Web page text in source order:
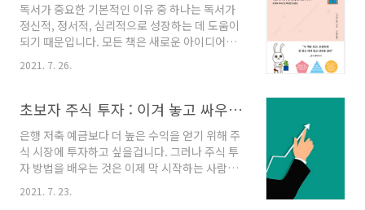
는것일테고, 좀더 빠르게 움직인 분들은 부동산
투자가 돈이 된다는 사실을 알고서 빠르게 움직
이고 있습니다. 단적인 예가 바로, 경매학원수강
생이 엄청 늘었다는 것과, 부동산 공인중개사자
될 만큼 관심도가 최고조에 이르고 있지요. 투자
재테크에 관심있는 분들을 위해 ..
독서가 중요한 기본적인 이유 중 하나는 독서가
정신적, 정서적, 심리적으로 성장하는 데 도움이
되기 때문입니다. 모든 책은 새로운 아이디어를
배우고 탐구할 수 있는 기회를 제공합니다. 책을
읽으면 지식이 늘어나고 똑똑해집니다. 그러나
니다. 책을 읽는 것이 얼마나 유익한지 알게 되면
니다. 인생은 까다롭습니다. 살다 보면 낙심하고
낙심할 때가 있습니다. 우리는 삶의 희망과 흥미
를 잃고 포기하고 싶을 수도 있습니다. 글쎄요, 이
런 시기에 때때로 우리에게 필요한 것은 약간의
2021. 7. 26.
초보자 주식 투자 : 이겨 놓고 싸우는 주식 투자 가이드
은행 저축 예금보다 더 높은 수익을 얻기 위해 주
식 시장에 투자하고 싶을겁니다. 그러나 주식 투
자 방법을 배우는 것은 이제 막 시작하는 사람에
게 어려울 수 있습니다. 주식에 투자하면 회사의
주식을 사는 것입니다. 그들은 기본적으로 성공
2021. 7. 23.